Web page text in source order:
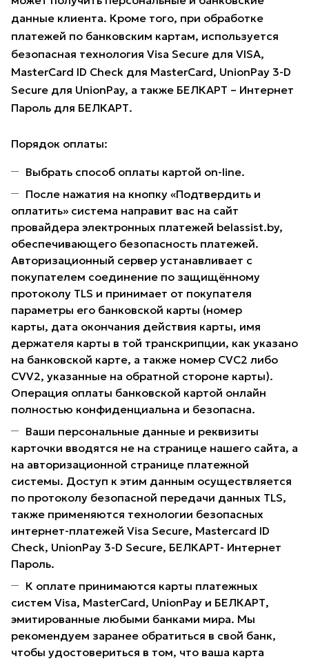
данные клиента. Кроме того, при обработке
платежей по банковским картам, используется
безопасная технология Visa Secure для VISA,
MasterCard ID Check для MasterCard, UnionPay 3-D
Secure для UnionPay, а также БЕЛКАРТ – Интернет
Пароль для БЕЛКАРТ.
Порядок оплаты:
Выбрать способ оплаты картой on-line.
После нажатия на кнопку «Подтвердить и
оплатить» система направит вас на сайт
провайдера электронных платежей belassist.by,
обеспечивающего безопасность платежей.
Авторизационный сервер устанавливает с
покупателем соединение по защищённому
протоколу TLS и принимает от покупателя
параметры его банковской карты (номер
карты, дата окончания действия карты, имя
держателя карты в той транскрипции, как указано
на банковской карте, а также номер CVC2 либо
CVV2, указанные на обратной стороне карты).
Операция оплаты банковской картой онлайн
полностью конфиденциальна и безопасна.
Ваши персональные данные и реквизиты
карточки вводятся не на странице нашего сайта, а
на авторизационной странице платежной
системы. Доступ к этим данным осуществляется
по протоколу безопасной передачи данных TLS,
также применяются технологии безопасных
интернет-платежей Visa Secure, Mastercard ID
Check, UnionPay 3-D Secure, БЕЛКАРТ- Интернет
Пароль.
К оплате принимаются карты платежных
систем Visa, MasterCard, UnionPay и БЕЛКАРТ,
эмитированные любыми банками мира. Мы
рекомендуем заранее обратиться в свой банк,
чтобы удостовериться в том, что ваша карта